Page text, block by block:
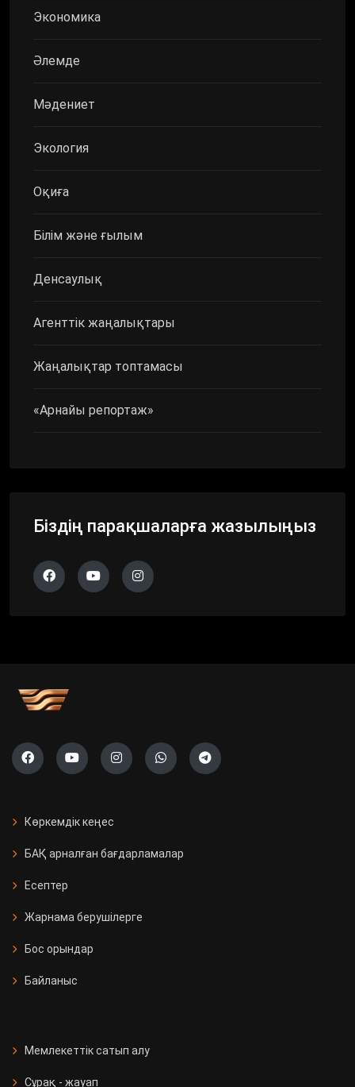
Экономика
Әлемде
Мәдениет
Экология
Оқиға
Білім және ғылым
Денсаулық
Агенттік жаңалықтары
Жаңалықтар топтамасы
«Арнайы репортаж»
Біздің парақшаларға жазылыңыз
Көркемдік кеңес
БАҚ арналған бағдарламалар
Есептер
Жарнама берушілерге
Бос орындар
Байланыс
Мемлекеттік сатып алу
Сұрақ - жауап